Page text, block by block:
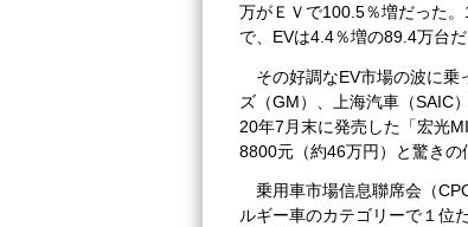
万がＥＶで100.5％増だった
で、EVは4.4％増の89.4万台だ
その好調なEV市場の波に
ズ（GM）、上海汽車（SAIC
20年7月末に発売した「宏光
8800元（約46万円）と驚きの
乗用車市場信息聯席会（
ルギー車のカテゴリーで１位